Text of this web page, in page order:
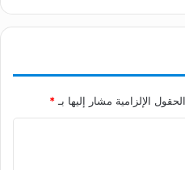
الحقول الإلزامية مشار إليها بـ *